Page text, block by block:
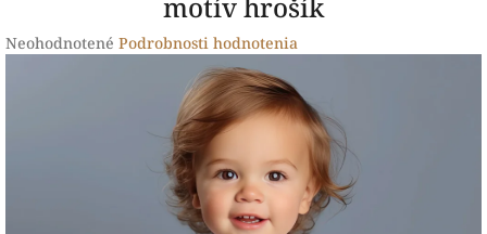
Priemerné
Neohodnotené Podrobnosti hodnotenia